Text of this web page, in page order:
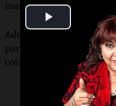
Video
inauguración de la
Además, anticipó que se
para que junto con el
colaborativa y asociada"